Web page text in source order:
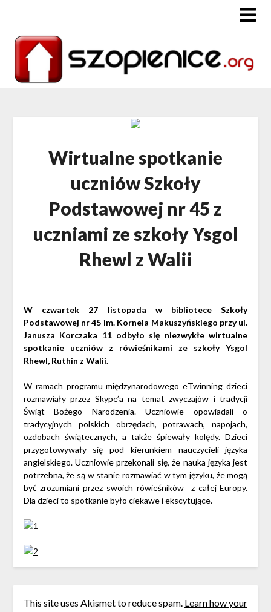
Wirtualne spotkanie
uczniów Szkoły
Podstawowej nr 45 z
uczniami ze szkoły Ysgol
Rhewl z Walii
W czwartek 27 listopada w bibliotece Szkoły
Podstawowej nr 45 im. Kornela Makuszyńskiego przy ul.
Janusza Korczaka 11 odbyło się niezwykłe wirtualne
spotkanie uczniów z rówieśnikami ze szkoły Ysgol
Rhewl, Ruthin z Walii.
W ramach programu międzynarodowego eTwinning dzieci
rozmawiały przez Skype’a na temat zwyczajów i tradycji
Świąt Bożego Narodzenia. Uczniowie opowiadali o
tradycyjnych polskich obrzędach, potrawach, napojach,
ozdobach świątecznych, a także śpiewały kolędy. Dzieci
przygotowywały się pod kierunkiem nauczycieli języka
angielskiego. Uczniowie przekonali się, że nauka języka jest
potrzebna, że są w stanie rozmawiać w tym języku, że mogą
być zrozumiani przez swoich rówieśników z całej Europy.
Dla dzieci to spotkanie było ciekawe i ekscytujące.
This site uses Akismet to reduce spam. Learn how your